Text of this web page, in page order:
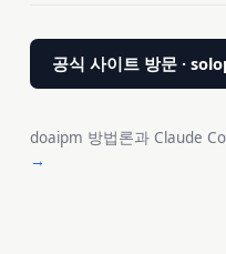
공식 사이트 방문 ·
doaipm 방법론과 Claude
→